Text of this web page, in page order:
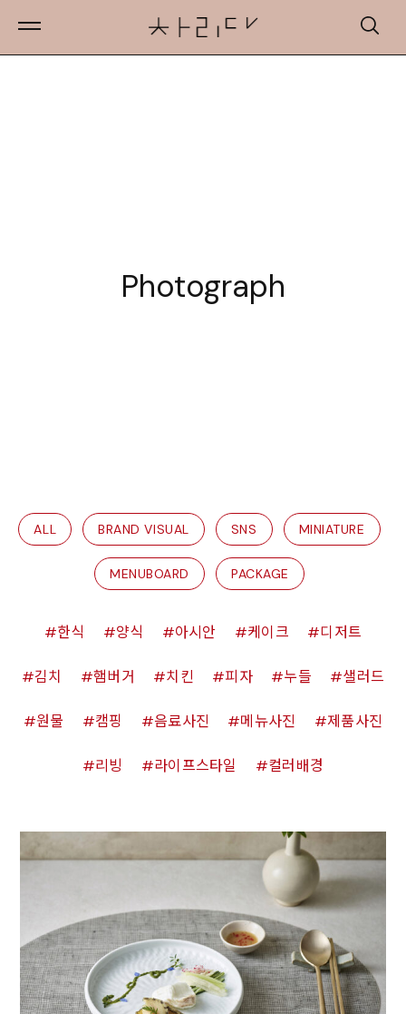
ALL BRAND VISUAL SNS MINIATURE
MENUBOARD PACKAGE
한식 양식 아시안 케이크 디저트
김치 햄버거 치킨 피자 누들 샐러드
원물 캠핑 음료사진 메뉴사진 제품사진
리빙 라이프스타일 컬러배경